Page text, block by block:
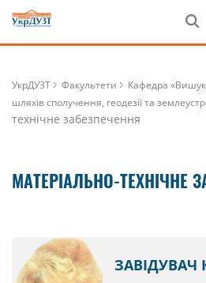
УкрДУЗТ Факультети
Кафедра
шляхів сполучення, геодезії та
технічне забезпечення
МАТЕРІАЛЬНО-ТЕХНІЧНЕ
ЗАВІДУВАЧ